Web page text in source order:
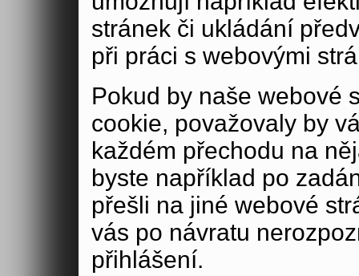
stránek či ukládání
při práci s webovými
Pokud by naše webové
cookie, považovaly by
každém přechodu na
byste například po
přešli na jiné webové
vás po návratu
přihlášení.